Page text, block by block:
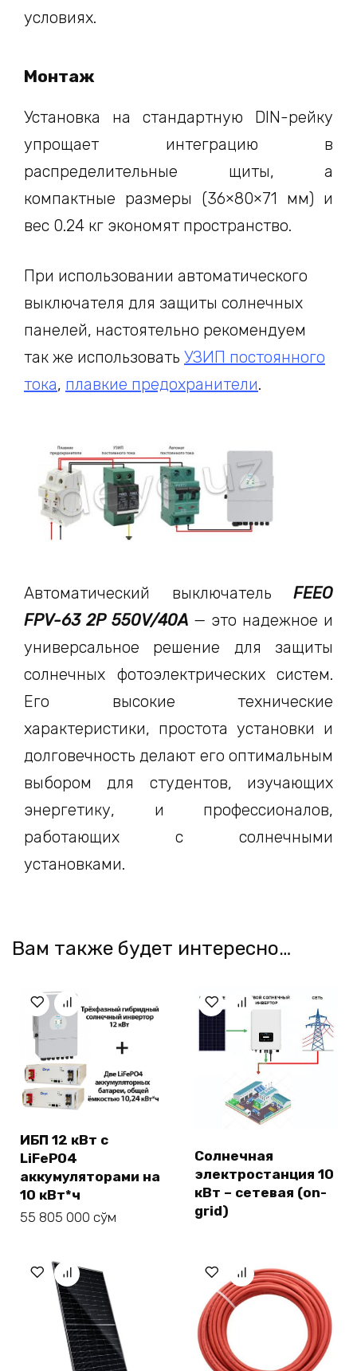
условиях.
Монтаж
Установка на стандартную DIN-рейку
упрощает интеграцию в
распределительные щиты, а
компактные размеры (36×80×71 мм) и
вес 0.24 кг экономят пространство.
При использовании автоматического
выключателя для защиты солнечных
панелей, настоятельно рекомендуем
так же использовать УЗИП постоянного
тока, плавкие предохранители.
Автоматический выключатель FEEO
FPV-63 2P 550V/40A — это надежное и
универсальное решение для защиты
солнечных фотоэлектрических систем.
Его высокие технические
характеристики, простота установки и
долговечность делают его оптимальным
выбором для студентов, изучающих
энергетику, и профессионалов,
работающих с солнечными
установками.
Вам также будет интересно…
ИБП 12 кВт с
LiFePO4
аккумуляторами на
10 кВт*ч
55 805 000 сўм
Солнечная
электростанция 10
кВт – сетевая (on-
grid)